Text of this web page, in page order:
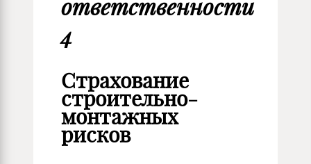
ответственности
4
Страхование
строительно-
монтажных
рисков